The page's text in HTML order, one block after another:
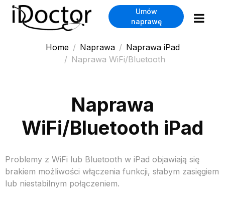
Umów
naprawę
Home Naprawa
Naprawa iPad
Naprawa WiFi/Bluetooth
Naprawa
WiFi/Bluetooth iPad
Problemy z WiFi lub Bluetooth w iPad objawiają się
brakiem możliwości włączenia funkcji, słabym zasięgiem
lub niestabilnym połączeniem.